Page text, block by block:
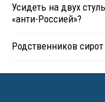
Усидеть на двух
«анти-Россией»?
Родственников